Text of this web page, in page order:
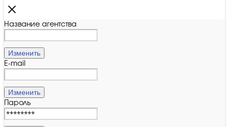
Название агентства
Изменить
E-mail
Изменить
Пароль